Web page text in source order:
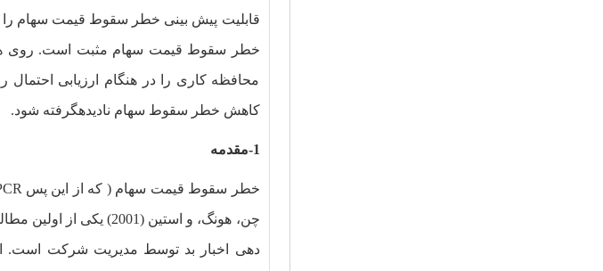
قابلیت پیش بینی خطر سقوط قیمت سهام را
خطر سقوط قیمت سهام مثبت است. روی هم
محافظه کاری را در هنگام ارزیابی
کاهش خطر سقوط سهام نادیده­گرفته شود.
1-مقدمه
خطر سقوط قیمت سهام ( که از این پس
چن، هونگ، و استین (2001) یکی از اولین مطالعات انجام گرفته در این حوزه بود که نشان داد یک منبع احتمالی